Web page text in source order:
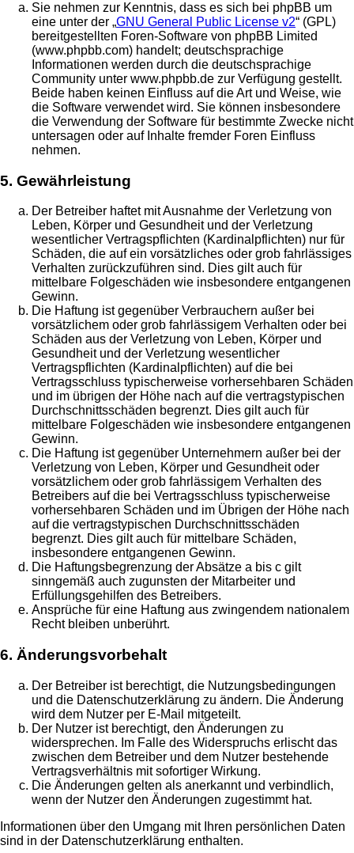
Sie nehmen zur Kenntnis, dass es sich bei phpBB um
eine unter der „GNU General Public License v2“ (GPL)
bereitgestellten Foren-Software von phpBB Limited
(www.phpbb.com) handelt; deutschsprachige
Informationen werden durch die deutschsprachige
Community unter www.phpbb.de zur Verfügung gestellt.
Beide haben keinen Einfluss auf die Art und Weise, wie
die Software verwendet wird. Sie können insbesondere
die Verwendung der Software für bestimmte Zwecke nicht
untersagen oder auf Inhalte fremder Foren Einfluss
nehmen.
5. Gewährleistung
Der Betreiber haftet mit Ausnahme der Verletzung von
Leben, Körper und Gesundheit und der Verletzung
wesentlicher Vertragspflichten (Kardinalpflichten) nur für
Schäden, die auf ein vorsätzliches oder grob fahrlässiges
Verhalten zurückzuführen sind. Dies gilt auch für
mittelbare Folgeschäden wie insbesondere entgangenen
Gewinn.
Die Haftung ist gegenüber Verbrauchern außer bei
vorsätzlichem oder grob fahrlässigem Verhalten oder bei
Schäden aus der Verletzung von Leben, Körper und
Gesundheit und der Verletzung wesentlicher
Vertragspflichten (Kardinalpflichten) auf die bei
Vertragsschluss typischerweise vorhersehbaren Schäden
und im übrigen der Höhe nach auf die vertragstypischen
Durchschnittsschäden begrenzt. Dies gilt auch für
mittelbare Folgeschäden wie insbesondere entgangenen
Gewinn.
Die Haftung ist gegenüber Unternehmern außer bei der
Verletzung von Leben, Körper und Gesundheit oder
vorsätzlichem oder grob fahrlässigem Verhalten des
Betreibers auf die bei Vertragsschluss typischerweise
vorhersehbaren Schäden und im Übrigen der Höhe nach
auf die vertragstypischen Durchschnittsschäden
begrenzt. Dies gilt auch für mittelbare Schäden,
insbesondere entgangenen Gewinn.
Die Haftungsbegrenzung der Absätze a bis c gilt
sinngemäß auch zugunsten der Mitarbeiter und
Erfüllungsgehilfen des Betreibers.
Ansprüche für eine Haftung aus zwingendem nationalem
Recht bleiben unberührt.
6. Änderungsvorbehalt
Der Betreiber ist berechtigt, die Nutzungsbedingungen
und die Datenschutzerklärung zu ändern. Die Änderung
wird dem Nutzer per E-Mail mitgeteilt.
Der Nutzer ist berechtigt, den Änderungen zu
widersprechen. Im Falle des Widerspruchs erlischt das
zwischen dem Betreiber und dem Nutzer bestehende
Vertragsverhältnis mit sofortiger Wirkung.
Die Änderungen gelten als anerkannt und verbindlich,
wenn der Nutzer den Änderungen zugestimmt hat.
Informationen über den Umgang mit Ihren persönlichen Daten
sind in der Datenschutzerklärung enthalten.